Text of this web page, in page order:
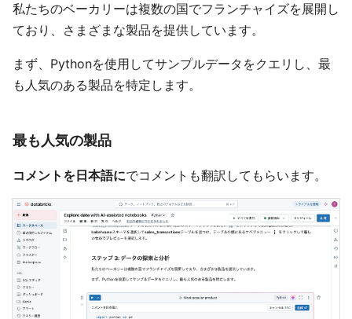
私たちのベーカリーは複数の国でフランチャイズを展開し
ており、さまざまな製品を提供しています。
まず、Pythonを使用してサンプルデータをクエリし、最
も人気のある製品を特定します。
最も人気の製品
コメントを日本語にでコメントも翻訳してもらいます。